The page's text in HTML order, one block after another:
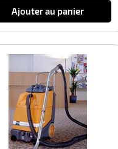
Ajouter au panier